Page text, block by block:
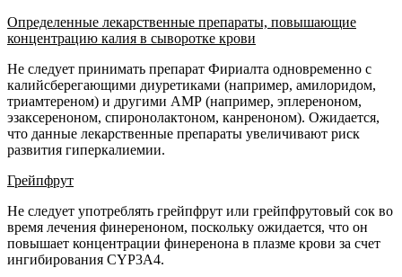
Определенные лекарственные препараты, повышающие
концентрацию калия в сыворотке крови
Не следует принимать препарат Фириалта одновременно с
калийсберегающими диуретиками (например, амилоридом,
триамтереном) и другими АМР (например, эплереноном,
эзаксереноном, спиронолактоном, канреноном). Ожидается,
что данные лекарственные препараты увеличивают риск
развития гиперкалиемии.
Грейпфрут
Не следует употреблять грейпфрут или грейпфрутовый сок во
время лечения финереноном, поскольку ожидается, что он
повышает концентрации финеренона в плазме крови за счет
ингибирования CYP3A4.